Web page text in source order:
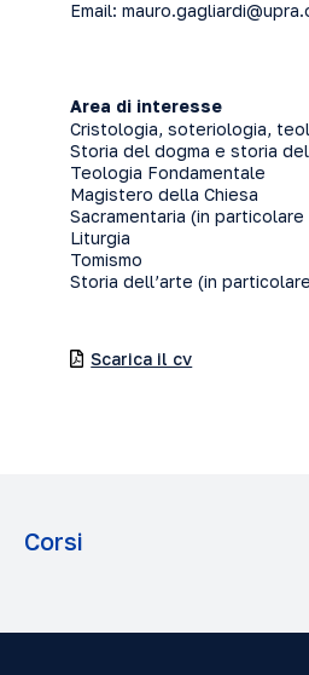
Email:
Area di interesse
Cristologia, soteriologia,
Storia del dogma e storia
Teologia Fondamentale
Magistero della Chiesa
Sacramentaria (in particolare
Liturgia
Tomismo
Storia dell’arte (in
Scarica il cv
Corsi